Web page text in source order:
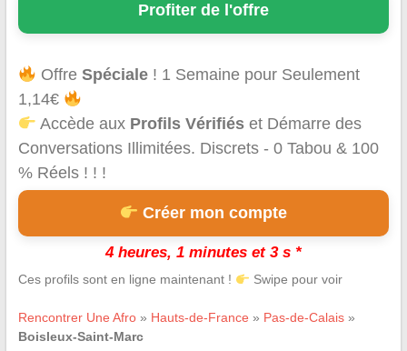
Profiter de l'offre
OffreSpéciale ! 1 Semaine pour Seulement
1,14€
Accède aux Profils Vérifiés et Démarre des
Conversations Illimitées. Discrets - 0 Tabou & 100
% Réels ! ! !
Créer mon compte
4 heures, 1 minutes et 3 s *
Ces profils sont en ligne maintenant ! Swipe pour voir
Rencontrer Une Afro» Hauts-de-France » Pas-de-Calais»
Boisleux-Saint-Marc